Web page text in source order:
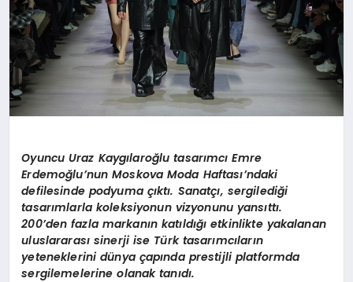
Oyuncu Uraz Kaygılaroğlu tasarımcı Emre
Erdemoğlu’nun Moskova Moda Haftası’ndaki
defilesinde podyuma çıktı. Sanatçı, sergilediği
tasarımlarla koleksiyonun vizyonunu yansıttı.
200’den fazla markanın katıldığı etkinlikte yakalanan
uluslararası sinerji ise Türk tasarımcıların
yeteneklerini dünya çapında prestijli platformda
sergilemelerine olanak tanıdı.